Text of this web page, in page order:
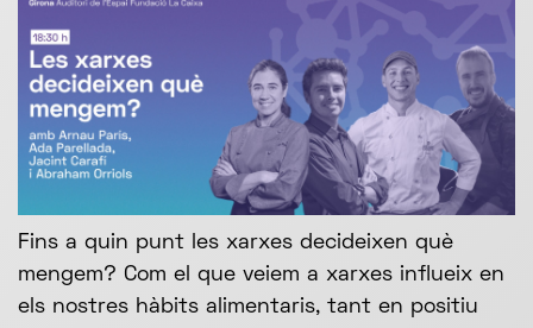
Fins a quin punt les xarxes decideixen què
mengem? Com el que veiem a xarxes influeix en
els nostres hàbits alimentaris, tant en positiu